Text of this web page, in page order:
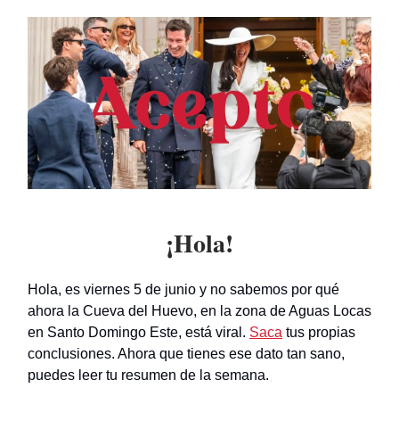
¡Hola!
Hola, es viernes 5 de junio y no sabemos por qué
ahora la Cueva del Huevo, en la zona de Aguas Locas
en Santo Domingo Este, está viral. Saca tus propias
conclusiones. Ahora que tienes ese dato tan sano,
puedes leer tu resumen de la semana.